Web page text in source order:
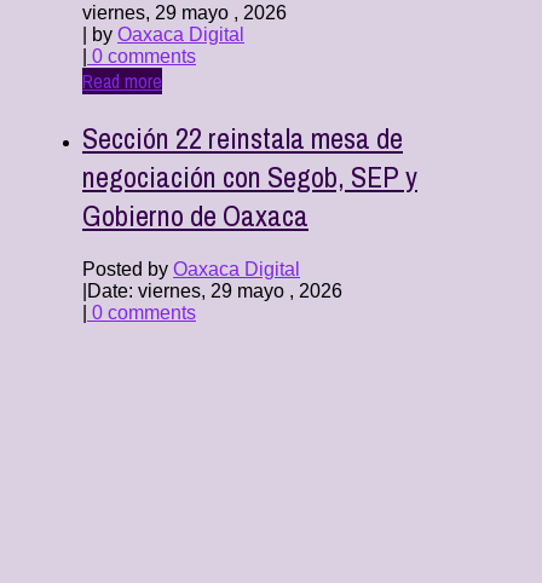
viernes, 29 mayo , 2026
| by Oaxaca Digital
0 comments
Read more
Sección 22 reinstala mesa de
negociación con Segob, SEP y
Gobierno de Oaxaca
Posted by Oaxaca Digital
Date: viernes, 29 mayo , 2026
0 comments